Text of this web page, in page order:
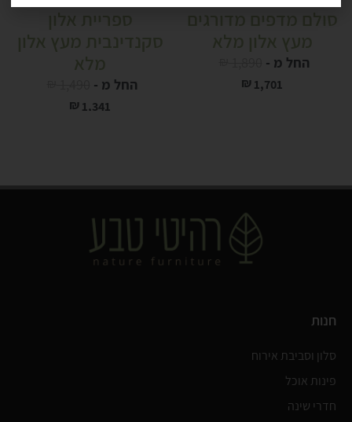
סולם מדפים מדורגים
מעץ אלון מלא
החל מ -
₪ 1,701
ספריית אלון
סקנדינבית מעץ אלון
מלא
החל מ -
₪ 1,341
חנות
סלון וסביבת אירוח
פינות אוכל
חדרי שינה